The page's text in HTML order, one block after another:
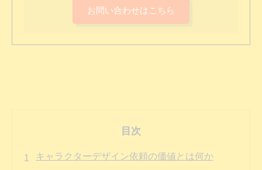
お問い合わせはこちら
目次
キャラクターデザイン依頼の価値とは何か